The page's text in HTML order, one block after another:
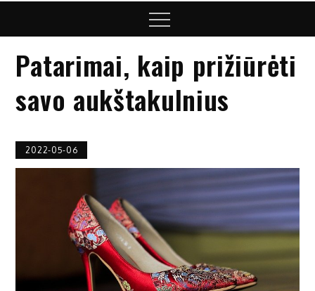
Menu
Patarimai, kaip prižiūrėti
savo aukštakulnius
2022-05-06